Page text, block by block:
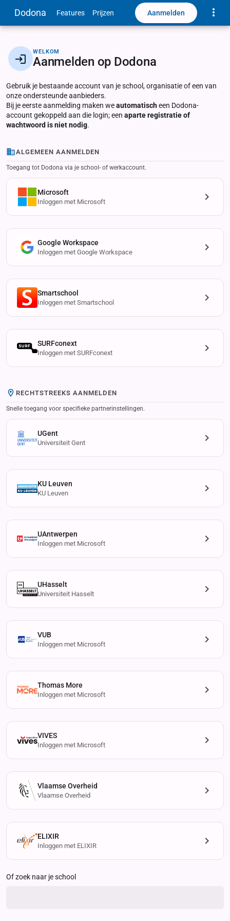
Dodona Features Prijzen Aanmelden
WELKOM
Aanmelden op Dodona
Gebruik je bestaande account van je school, organisatie of een van
onze ondersteunde aanbieders.
Bij je eerste aanmelding maken weautomatischeen Dodona-
account gekoppeld aan die login; een aparte registratie of
wachtwoord is niet nodig.
ALGEMEEN AANMELDEN
Toegang tot Dodona via je school- of werkaccount.
Microsoft
Inloggen met Microsoft
Google Workspace
Inloggen met Google Workspace
Smartschool
Inloggen met Smartschool
SURFconext
Inloggen met SURFconext
RECHTSTREEKS AANMELDEN
Snelle toegang voor specifieke partnerinstellingen.
UGent
Universiteit Gent
KU Leuven
KU Leuven
UAntwerpen
Inloggen met Microsoft
UHasselt
Universiteit Hasselt
VUB
Inloggen met Microsoft
Thomas More
Inloggen met Microsoft
VIVES
Inloggen met Microsoft
Vlaamse Overheid
Vlaamse Overheid
ELIXIR
Inloggen met ELIXIR
Of zoek naar je school